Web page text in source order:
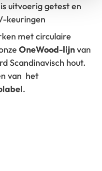
uitvoerig getest en
keuringen
met circulaire
OneWood-lijnvan
Scandinavisch hout.
van het
.